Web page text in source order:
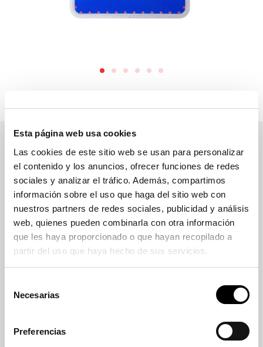
Esta página web usa cookies
Las cookies de este sitio web se usan para personalizar
el contenido y los anuncios, ofrecer funciones de redes
sociales y analizar el tráfico. Además, compartimos
información sobre el uso que haga del sitio web con
nuestros partners de redes sociales, publicidad y análisis
web, quienes pueden combinarla con otra información
que les haya proporcionado o que hayan recopilado a
partir del uso que haya hecho de sus servicios.
Necesarias
Preferencias
Ficha técnica
Descripción
Señal Europa 50 de código S-13 visible cuyos
puntos de luz LED de muy amplio ángulo de
visión y luminosidad, refuerzan su efecto.
Señal de código S-13 en aluminio tipo “Europa
calidad y reforzadas con LEDs. Postes de